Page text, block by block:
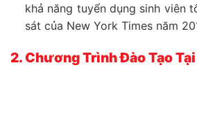
khả năng tuyển dụng sinh viên
sát của New York Times năm
2. Chương Trình Đào Tạo